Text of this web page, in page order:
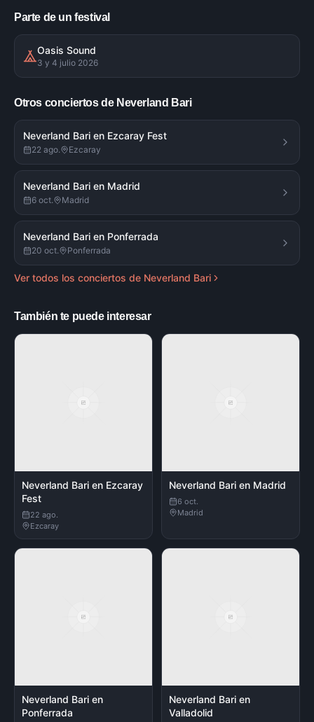
Parte de un festival
Oasis Sound
3 y 4 julio 2026
Otros conciertos de Neverland Bari
Neverland Bari en Ezcaray Fest
22 ago. Ezcaray
Neverland Bari en Madrid
6 oct. Madrid
Neverland Bari en Ponferrada
20 oct. Ponferrada
Ver todos los conciertos de Neverland Bari
También te puede interesar
Neverland Bari en Ezcaray
Fest
22 ago.
Ezcaray
Neverland Bari en Madrid
6 oct.
Madrid
Neverland Bari en
Ponferrada
Neverland Bari en
Valladolid